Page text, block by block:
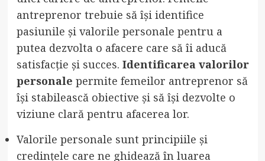
antreprenor trebuie să își identifice
pasiunile și valorile personale pentru a
putea dezvolta o afacere care să îi aducă
satisfacție și succes. Identificarea valorilor
personale permite femeilor antreprenor să
își stabilească obiective și să își dezvolte o
viziune clară pentru afacerea lor.
Valorile personale sunt principiile și
credințele care ne ghidează în luarea